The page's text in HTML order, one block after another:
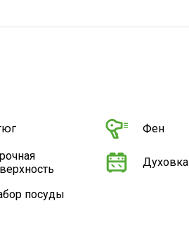
Фен
Духовка
посуды